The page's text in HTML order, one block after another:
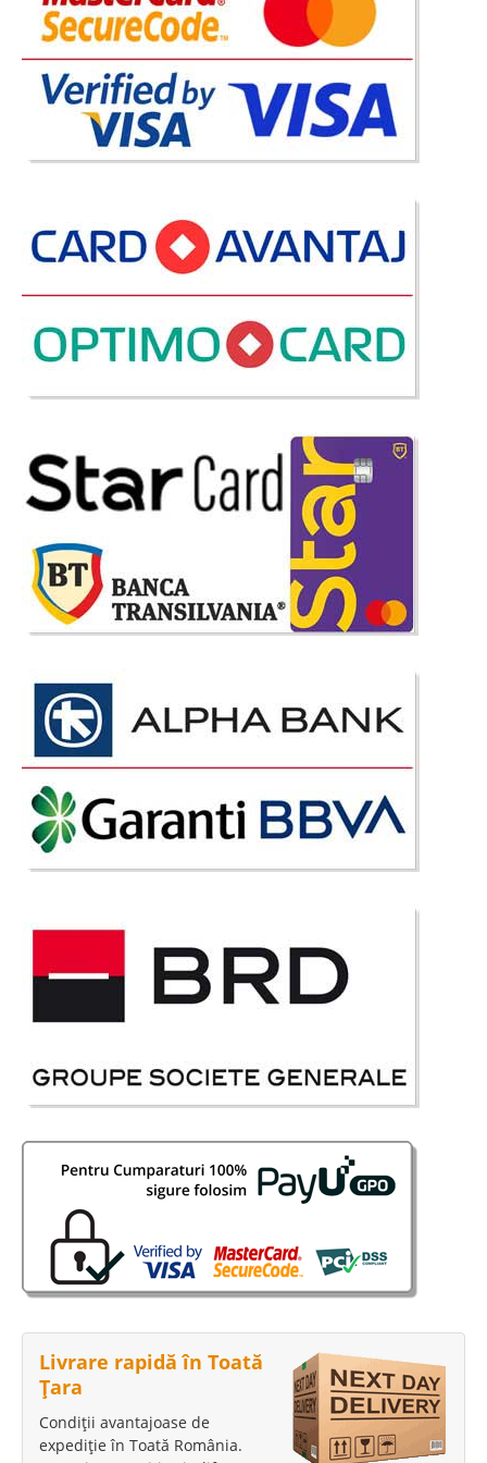
Livrare rapidă în Toată
Țara
Condiții avantajoase de
expediție în Toată România.